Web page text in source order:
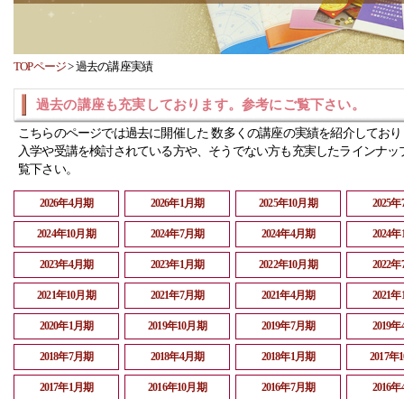
TOPページ>過去の講座実績
過去の講座も充実しております。参考にご覧下さい。
こちらのページでは過去に開催した 数多くの講座の実績を紹介してお
入学や受講を検討されている方や、そうでない方も充実したラインナッ
覧下さい。
2026年4月期 2026年1月期 2025年10月期 2025
2024年10月期 2024年7月期 2024年4月期 2024
2023年4月期 2023年1月期 2022年10月期 2022
2021年10月期 2021年7月期 2021年4月期 2021
2020年1月期 2019年10月期 2019年7月期 2019
2018年7月期 2018年4月期 2018年1月期 2017年
2017年1月期 2016年10月期 2016年7月期 2016